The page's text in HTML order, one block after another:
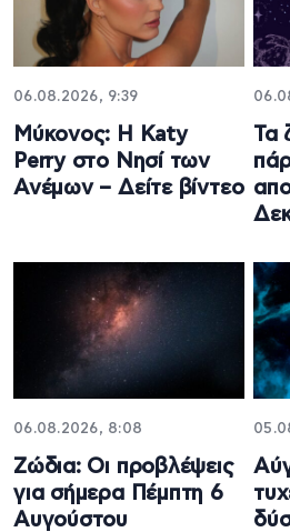
06.08.2026, 9:39
Μύκονος: Η Katy
Perry στο Νησί των
Ανέμων – Δείτε βίντεο
Τα
06.08.2026, 8:08
Ζώδια: Οι προβλέψεις
για σήμερα Πέμπτη 6
Aυγούστου